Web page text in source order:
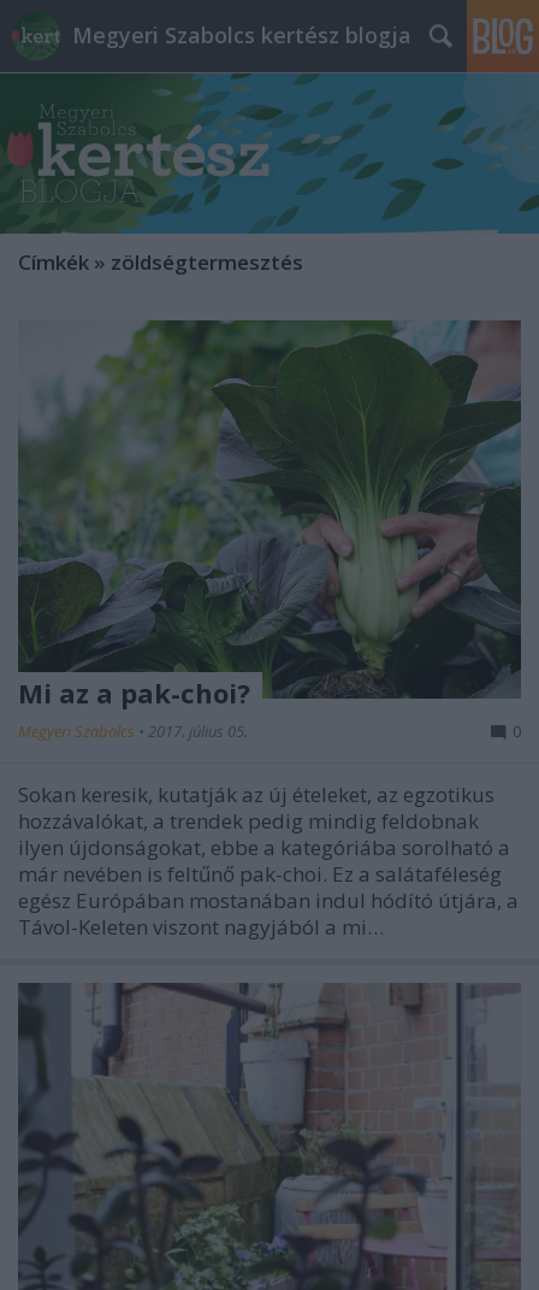
Megyeri Szabolcs kertész blogja
Címkék » zöldségtermesztés
Mi az a pak-choi?
Megyeri Szabolcs • 2017. július 05. 0
Sokan keresik, kutatják az új ételeket, az egzotikus
hozzávalókat, a trendek pedig mindig feldobnak
ilyen újdonságokat, ebbe a kategóriába sorolható a
már nevében is feltűnő pak-choi. Ez a salátaféleség
egész Európában mostanában indul hódító útjára, a
Távol-Keleten viszont nagyjából a mi…